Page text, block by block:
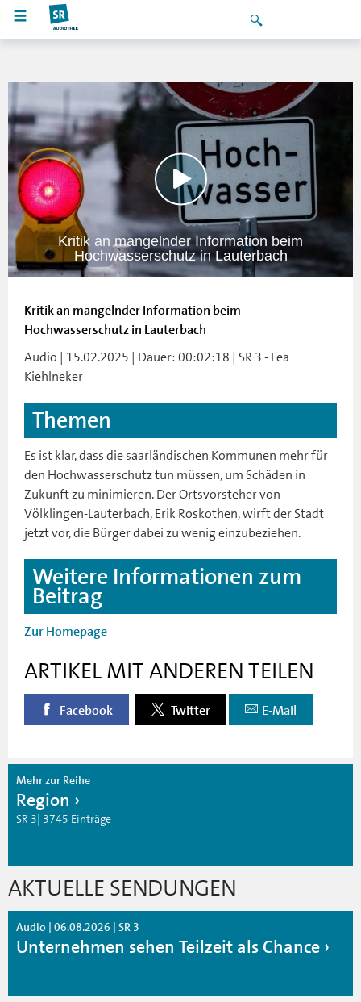
Kritik an mangelnder Information beim
Hochwasserschutz in Lauterbach
Kritik an mangelnder Information beim
Hochwasserschutz in Lauterbach
Audio | 15.02.2025 | Dauer: 00:02:18 | SR 3 - Lea
Kiehlneker
Themen
Es ist klar, dass die saarländischen Kommunen mehr für
den Hochwasserschutz tun müssen, um Schäden in
Zukunft zu minimieren. Der Ortsvorsteher von
Völklingen-Lauterbach, Erik Roskothen, wirft der Stadt
jetzt vor, die Bürger dabei zu wenig einzubeziehen.
Weitere Informationen zum
Beitrag
Zur Homepage
ARTIKEL MIT ANDEREN TEILEN
Facebook Twitter E-Mail
Mehr zur Reihe
Region
SR 3| 3745 Einträge
AKTUELLE SENDUNGEN
Audio | 06.08.2026 | SR 3
Unternehmen sehen Teilzeit als Chance